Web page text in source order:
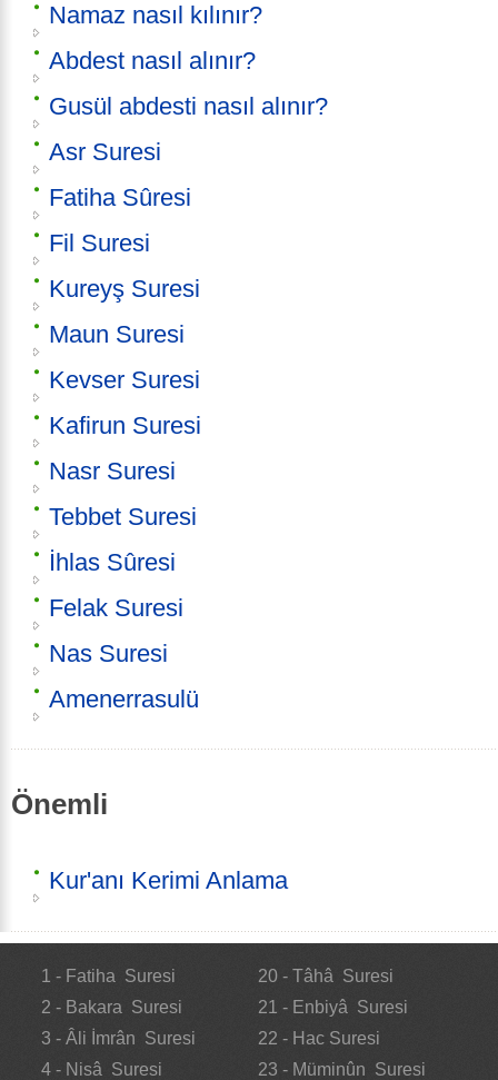
Namaz nasıl kılınır?
Abdest nasıl alınır?
Gusül abdesti nasıl alınır?
Asr Suresi
Fatiha Sûresi
Fil Suresi
Kureyş Suresi
Maun Suresi
Kevser Suresi
Kafirun Suresi
Nasr Suresi
Tebbet Suresi
İhlas Sûresi
Felak Suresi
Nas Suresi
Amenerrasulü
Önemli
Kur'anı Kerimi Anlama
1 - Fatiha Suresi
2 - Bakara Suresi
3 - Âli İmrân Suresi
4 - Nisâ Suresi
20 - Tâhâ Suresi
21 - Enbiyâ Suresi
22 - Hac Suresi
23 - Müminûn Suresi